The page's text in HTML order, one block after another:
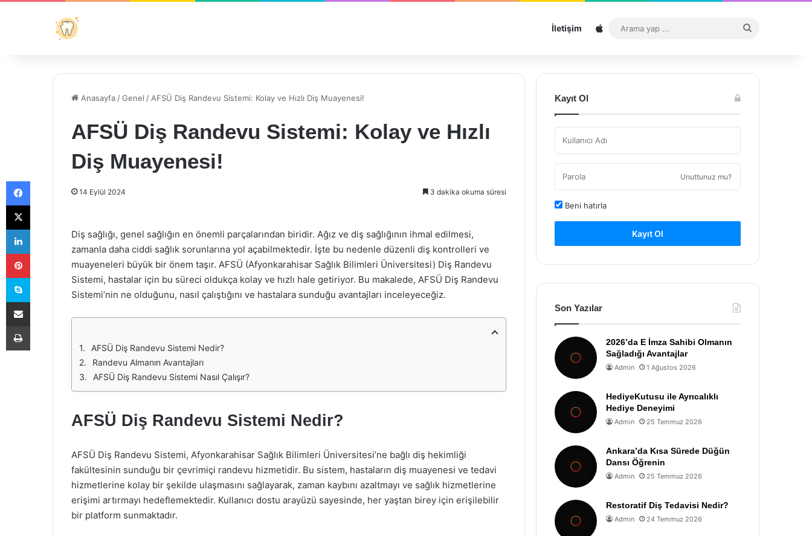
İletişim Sitemap
...
Anasayfa /Genel / AFSÜ Diş Randevu Sistemi: Kolay ve Hızlı Diş Muayenesi!
AFSÜ Diş Randevu Sistemi: Kolay ve Hızlı
Diş Muayenesi!
14 Eylül 2024 3 dakika okuma süresi
Diş sağlığı, genel sağlığın en önemli parçalarından biridir. Ağız ve diş sağlığının ihmal edilmesi,
zamanla daha ciddi sağlık sorunlarına yol açabilmektedir. İşte bu nedenle düzenli diş kontrolleri ve
muayeneleri büyük bir önem taşır. AFSÜ (Afyonkarahisar Sağlık Bilimleri Üniversitesi) Diş Randevu
Sistemi, hastalar için bu süreci oldukça kolay ve hızlı hale getiriyor. Bu makalede, AFSÜ Diş Randevu
Sistemi’nin ne olduğunu, nasıl çalıştığını ve hastalara sunduğu avantajları inceleyeceğiz.
AFSÜ Diş Randevu Sistemi Nedir?
Randevu Almanın Avantajları
AFSÜ Diş Randevu Sistemi Nasıl Çalışır?
AFSÜ Diş Randevu Sistemi Nedir?
AFSÜ Diş Randevu Sistemi, Afyonkarahisar Sağlık Bilimleri Üniversitesi’ne bağlı diş hekimliği
fakültesinin sunduğu bir çevrimiçi randevu hizmetidir. Bu sistem, hastaların diş muayenesi ve tedavi
hizmetlerine kolay bir şekilde ulaşmasını sağlayarak, zaman kaybını azaltmayı ve sağlık hizmetlerine
erişimi artırmayı hedeflemektedir. Kullanıcı dostu arayüzü sayesinde, her yaştan birey için erişilebilir
bir platform sunmaktadır.
Kayıt Ol
Unuttunuz mu?
Beni hatırla
Kayıt Ol
Son Yazılar
2026’da E İmza Sahibi Olmanın
Sağladığı Avantajlar
Admin 1 Ağustos 2026
HediyeKutusu ile Ayrıcalıklı
Hediye Deneyimi
Admin 25 Temmuz 2026
Ankara’da Kısa Sürede Düğün
Dansı Öğrenin
Admin 25 Temmuz 2026
Restoratif Diş Tedavisi Nedir?
Admin 24 Temmuz 2026
Facebook
X
LinkedIn
Pinterest
Skype
E-Posta ile paylaş